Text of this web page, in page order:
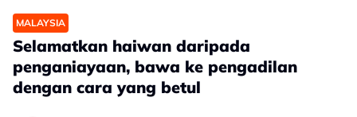
MALAYSIA
Selamatkan haiwan daripada
penganiayaan, bawa ke pengadilan
dengan cara yang betul